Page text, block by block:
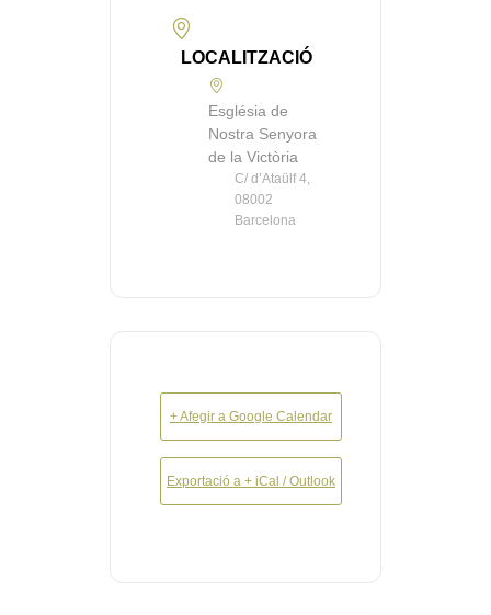
LOCALITZACIÓ
Església de
Nostra Senyora
de la Victòria
C/ d’Ataülf 4,
08002
Barcelona
+ Afegir a Google Calendar
Exportació a + iCal / Outlook